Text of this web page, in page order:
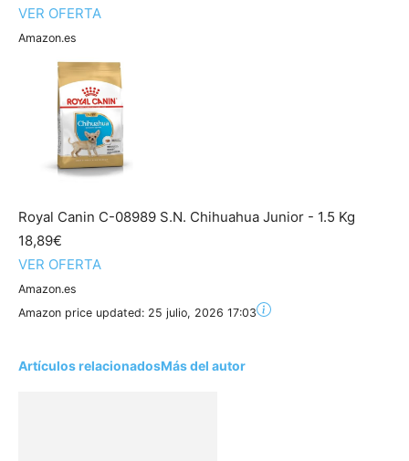
VER OFERTA
Amazon.es
Royal Canin C-08989 S.N. Chihuahua Junior - 1.5 Kg
18,89€
VER OFERTA
Amazon.es
Amazon price updated: 25 julio, 2026 17:03
Artículos relacionadosMás del autor